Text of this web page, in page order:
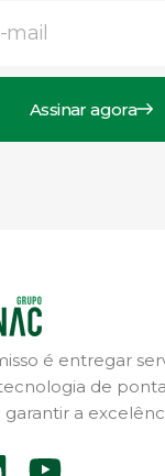
Assinar agora
é entregar
de
garantir a